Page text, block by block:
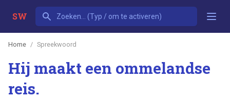
SW
Home Spreekwoord
Hij maakt een ommelandse
reis.